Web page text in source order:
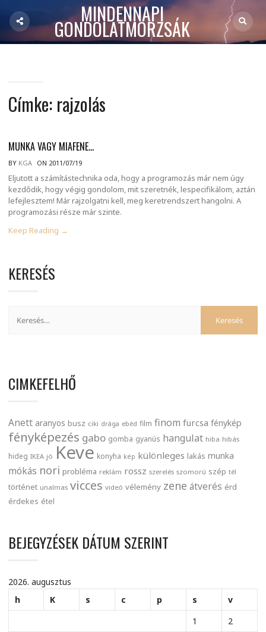
MINDENNAPI
GONDOLATMORZSÁK
Címke: rajzolás
MUNKA VAGY MIAFENE…
BY KGA ON 2011/07/19
Eljutott a számítástechnika oda, hogy a programozás már nem úgy
kezdődik, hogy végig gondolom, mit szeretnék, lespecifikálom, aztán
lefejlesztem! Már rajzolgatni kell, meg keretrendszert hangolni. A
programozási része már szinte.
Keep Reading →
KERESÉS
CIMKEFELHŐ
Anett aranyos busz ciki drága ebéd film finom furcsa fénykép
fényképezés gabo gomba gyanús hangulat hiba hibás
hideg IKEA jó Keve konyha kép különleges lakás munka
mókás nori probléma reklám rossz szerelés szomorú szép tél
történet unalmas vicces videó vélemény zene átverés érd
érdekes étel
BEJEGYZÉSEK DÁTUM SZERINT
2026. augusztus
h
K s c p s
v
1
2